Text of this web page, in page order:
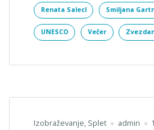
Renata Salecl Smiljana
UNESCO Večer
Izobraževanje, Splet admin